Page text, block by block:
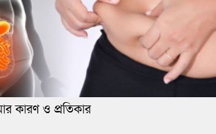
কারণ ও প্রতিকার